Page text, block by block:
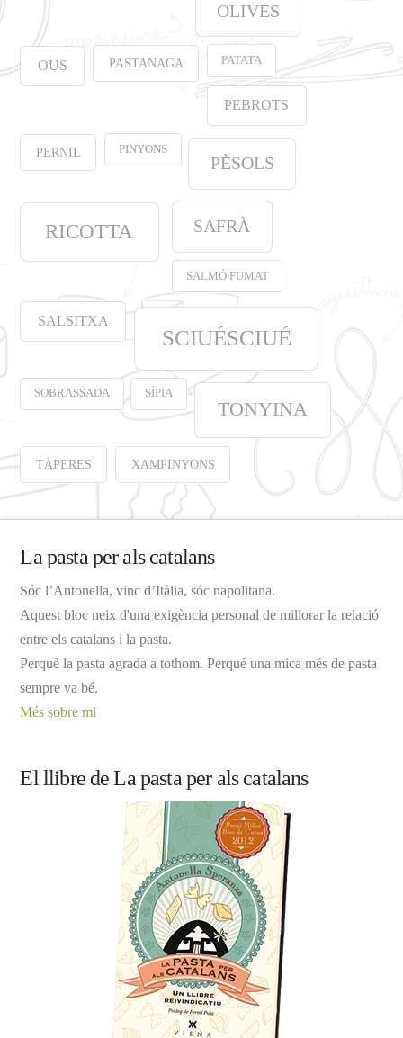
OLIVES
OUS PASTANAGA PATATA
PEBROTS
PERNIL PINYONS
PÈSOLS
RICOTTA SAFRÀ
SALMÓ FUMAT
SALSITXA
SCIUÉSCIUÉ
SOBRASSADA SÍPIA
TONYINA
TÀPERES XAMPINYONS
La pasta per als catalans
Sóc l’Antonella, vinc d’Itàlia, sóc napolitana.
Aquest bloc neix d'una exigència personal de millorar la relació
entre els catalans i la pasta.
Perquè la pasta agrada a tothom. Perqué una mica més de pasta
sempre va bé.
Més sobre mi
El llibre de La pasta per als catalans